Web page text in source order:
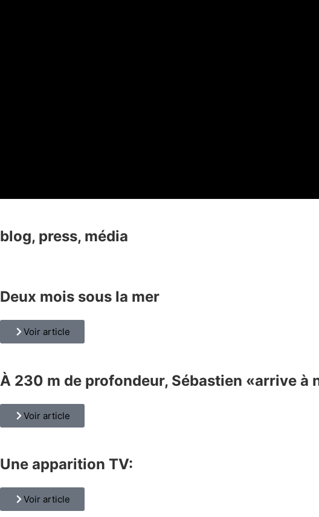
blog, press, média
Deux mois sous la mer
Voir article
À 230 m de profondeur, Sébastien «arrive à
Voir article
Une apparition TV:
Voir article